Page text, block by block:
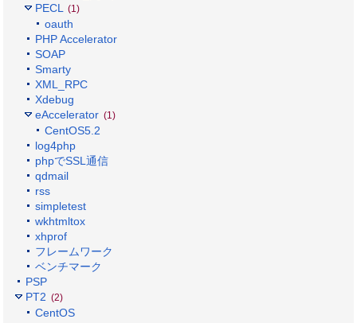
PECL
(1)
oauth
PHP Accelerator
SOAP
Smarty
XML_RPC
Xdebug
eAccelerator (1)
CentOS5.2
log4php
phpでSSL通信
qdmail
rss
simpletest
wkhtmltox
xhprof
フレームワーク
ベンチマーク
PSP
PT2 (2)
CentOS